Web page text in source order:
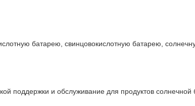
батарею, свинцовокислотную батарею,
поддержки и обслуживание для продуктов солнечной